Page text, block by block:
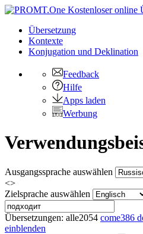
Übersetzung
Kontexte
Konjugation und Deklination
Feedback
Hilfe
Apps laden
Werbung
Ausgangssprache auswählen
<>
Zielsprache auswählen
Übersetzungen: alle2054 come386
einblenden